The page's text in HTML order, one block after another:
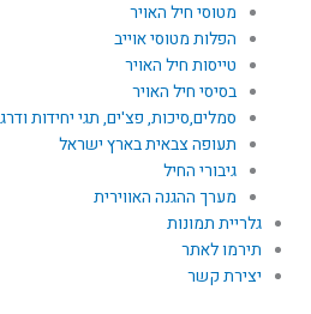
מטוסי חיל האויר
הפלות מטוסי אוייב
טייסות חיל האויר
בסיסי חיל האויר
סמלים,סיכות, פצ'ים, תגי יחידות
תעופה צבאית בארץ ישראל
גיבורי החיל
מערך ההגנה האווירית
גלריית תמונות
תירמו לאתר
יצירת קשר